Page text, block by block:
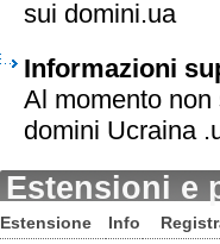
sui domini.ua
Informazioni
Al momento
domini Ucraina
Estensioni e
Estensione Info